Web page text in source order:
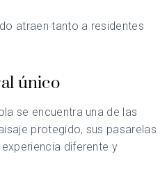
atraen tanto a residentes
único
se encuentra una de las
protegido, sus pasarelas
diferente y